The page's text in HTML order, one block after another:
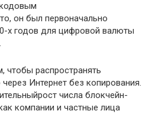
он был первоначально
х годов для цифровой валюты
чтобы распространять
Интернет без копирования.
числа блокчейн-
компании и частные лица